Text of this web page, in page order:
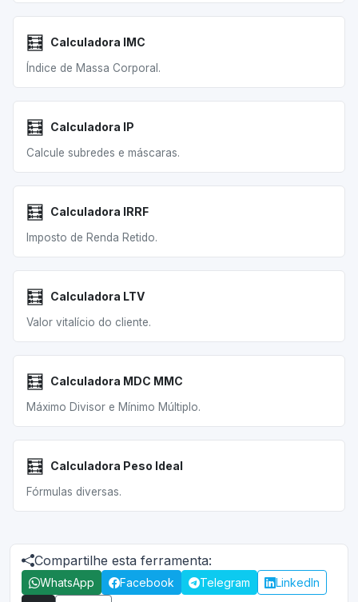
🧮 Calculadora IMC
Índice de Massa Corporal.
🧮 Calculadora IP
Calcule subredes e máscaras.
🧮 Calculadora IRRF
Imposto de Renda Retido.
🧮 Calculadora LTV
Valor vitalício do cliente.
🧮 Calculadora MDC MMC
Máximo Divisor e Mínimo Múltiplo.
🧮 Calculadora Peso Ideal
Fórmulas diversas.
Compartilhe esta ferramenta:
WhatsApp Facebook Telegram
LinkedIn